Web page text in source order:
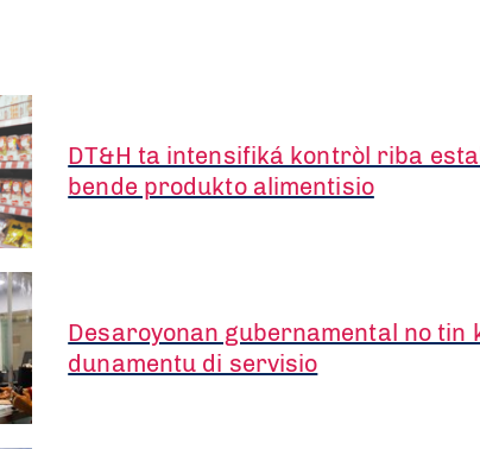
DT&H ta intensifiká kontròl riba
bende produkto alimentisio
Desaroyonan gubernamental no tin
dunamentu di servisio